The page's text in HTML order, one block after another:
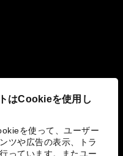
はCookieを使用し
を使って、ユーザー
ツや広告の表示、トラ
っています。またユー